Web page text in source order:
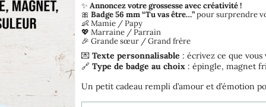
✨Annoncez votre grossesse avec créativité !
🎀Badge 56 mm “Tu vas être…”pour surprendre
👶 Mamie / Papy
💖 Marraine / Parrain
🎉 Grande sœur / Grand frère
💌Texte personnalisable : écrivez ce que vous
🔗Type de badge au choix : épingle, magnet
Un petit cadeau rempli d’amour et d’émotion